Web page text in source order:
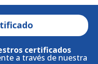
certificados
a través de nuestra